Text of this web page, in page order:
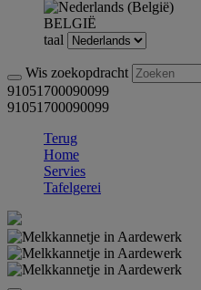
BELGIË
taal
Wis zoekopdracht
91051700090099
91051700090099
Terug
Home
Servies
Tafelgerei